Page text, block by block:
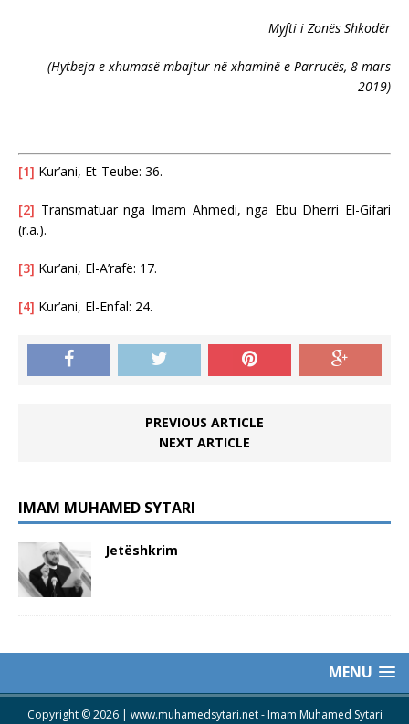
Myfti i Zonës Shkodër
(Hytbeja e xhumasë mbajtur në xhaminë e Parrucës, 8 mars
2019)
[1] Kur’ani, Et-Teube: 36.
[2] Transmatuar nga Imam Ahmedi, nga Ebu Dherri El-Gifari
(r.a.).
[3] Kur’ani, El-A’rafë: 17.
[4] Kur’ani, El-Enfal: 24.
PREVIOUS ARTICLE
NEXT ARTICLE
IMAM MUHAMED SYTARI
Jetëshkrim
MENU
Copyright © 2026 | www.muhamedsytari.net - Imam Muhamed Sytari